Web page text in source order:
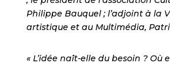
Philippe Bauquel ; l’adjoint à la
artistique et au Multimédia,
« L’idée naît-elle du besoin ? Où